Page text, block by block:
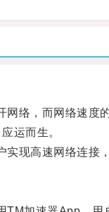
，而网络速度的
运而生。
高速网络连接